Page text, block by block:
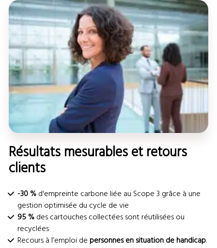
Résultats mesurables et retours
clients
-30 %d'empreinte carbone liée au Scope 3 grâce à une
gestion optimisée du cycle de vie
95 %des cartouches collectées sont réutilisées ou
recyclées
Recours à l’emploi depersonnes en situation de handicap.